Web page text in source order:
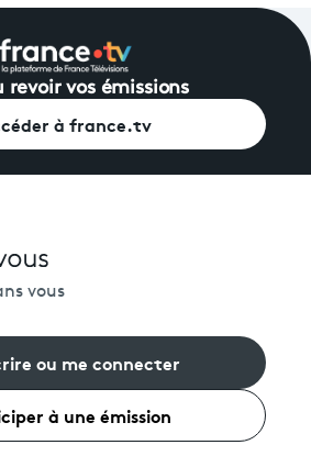
revoir vos émissions
à france.tv
vous
ou me connecter
à une émission